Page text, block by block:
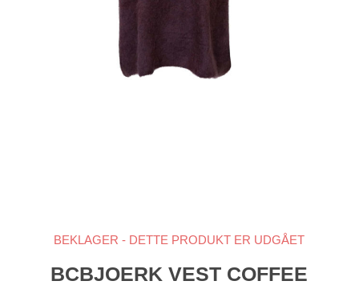
BEKLAGER - DETTE PRODUKT ER UDGÅET
BCBJOERK VEST COFFEE